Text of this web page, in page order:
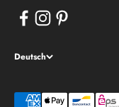
Deutsch